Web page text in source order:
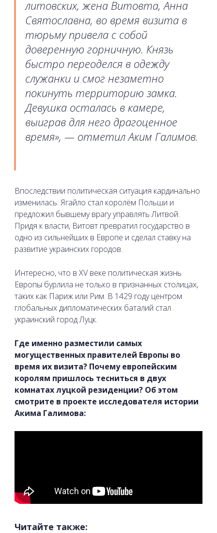
литовских, жена Витовта, Анна
Святославна, во время визита в
тюрьму привела с собой
доверенную горничную. Князь
быстро переоделся в одежду
служанки и смог незаметно
покинуть территорию замка.
Девушка осталась в камере,
выиграв для него драгоценное
время», — отметил Аким Галимов.
Впоследствии политическая ситуация кардинально
изменилась: Ягайло стал королём Польши и
предложил бывшему врагу управлять Литвой.
Придя к власти, Витовт превратил государство в
одно из сильнейших в Европе и сделал ставку на
развитие украинских городов.
Интересно, что в XV веке политическая жизнь
Европы бурлила не только в признанных столицах,
таких как Париж или Рим. В 1429 году центром
глобальных дипломатических баталий стал
украинский город Луцк.
Где именно разместили самых
могущественных правителей Европы во
время их визита? Почему европейским
королям пришлось тесниться в двух
комнатах луцкой резиденции? Об этом
смотрите в проекте исследователя истории
Акима Галимова:
Читайте также: